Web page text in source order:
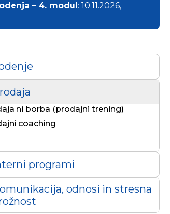
– 4. modul: 10.11.2026,
ni borba (prodajni trening)
coaching
programi
odnosi in stresna